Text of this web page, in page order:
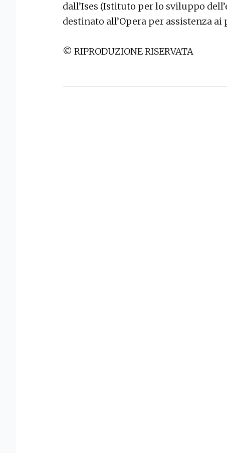
dall’Ises (Istituto per lo sviluppo
destinato all’Opera per assistenza
© RIPRODUZIONE RISERVATA